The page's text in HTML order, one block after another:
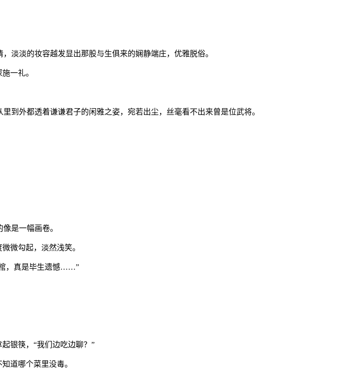
淡淡的妆容越发显出那股与生俱来的娴静端庄，优雅脱俗。
一礼。
到外都透着谦谦君子的闲雅之姿，宛若出尘，丝毫看不出来曾是位武将。
是一幅画卷。
微勾起，淡然浅笑。
，真是毕生遗憾……”
银筷，“我们边吃边聊？”
道哪个菜里没毒。